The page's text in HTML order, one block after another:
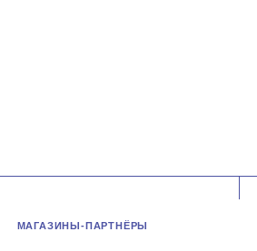
МАГАЗИНЫ-ПАРТНЁРЫ